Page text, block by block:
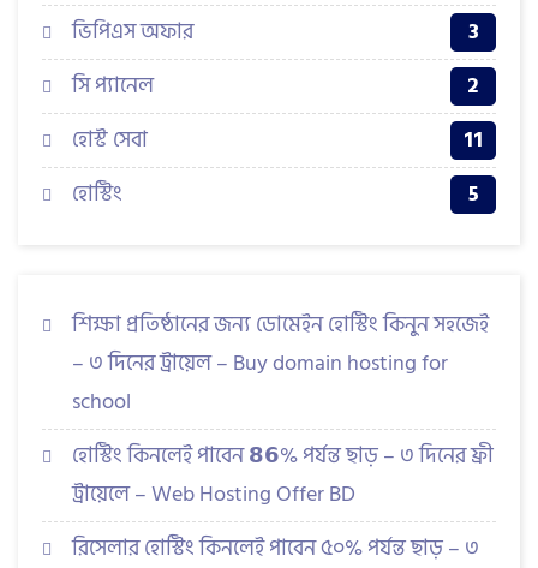
ভিপিএস অফার
3
সি প্যানেল
2
হোস্ট সেবা
11
হোস্টিং
5
শিক্ষা প্রতিষ্ঠানের জন্য ডোমেইন হোস্টিং কিনুন সহজেই
– ৩ দিনের ট্রায়েল – Buy domain hosting for
school
হোস্টিং কিনলেই পাবেন 𝟴𝟲% পর্যন্ত ছাড় – ৩ দিনের ফ্রী
ট্রায়েলে – Web Hosting Offer BD
রিসেলার হোস্টিং কিনলেই পাবেন ৫০% পর্যন্ত ছাড় – ৩